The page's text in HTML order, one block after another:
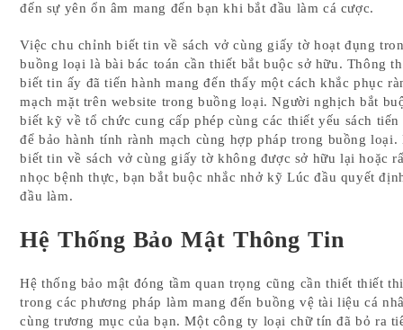
đến sự yên ổn âm mang đến bạn khi bắt đầu làm cá cược.
Việc chu chỉnh biết tin về sách vở cùng giấy tờ hoạt đụng
buồng loại là bài bác toán cần thiết bắt buộc sở hữu. Thông
biết tin ấy đã tiến hành mang đến thấy một cách khắc phục
mạch mặt trên website trong buồng loại. Người nghịch bắt
biết kỹ về tổ chức cung cấp phép cùng các thiết yếu sách tiến
để bảo hành tính rành mạch cùng hợp pháp trong buồng loại.
biết tin về sách vở cùng giấy tờ không được sở hữu lại hoặc
nhọc bệnh thực, bạn bắt buộc nhắc nhở kỹ Lúc đầu quyết
đầu làm.
Hệ Thống Bảo Mật Thông Tin
Hệ thống bảo mật đóng tầm quan trọng cũng cần thiết thiết
trong các phương pháp làm mang đến buồng vệ tài liệu cá
cùng trương mục của bạn. Một công ty loại chữ tín đã bỏ ra